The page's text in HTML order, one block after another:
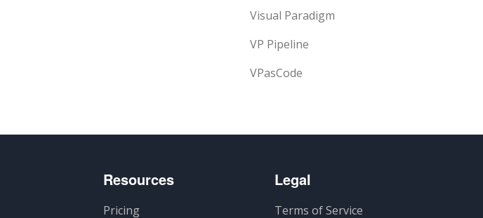
Visual Paradigm
VP Pipeline
VPasCode
Resources
Pricing
Legal
Terms of Service